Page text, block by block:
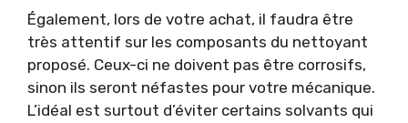
Également, lors de votre achat, il faudra être
très attentif sur les composants du nettoyant
proposé. Ceux-ci ne doivent pas être corrosifs,
sinon ils seront néfastes pour votre mécanique.
L’idéal est surtout d’éviter certains solvants qui